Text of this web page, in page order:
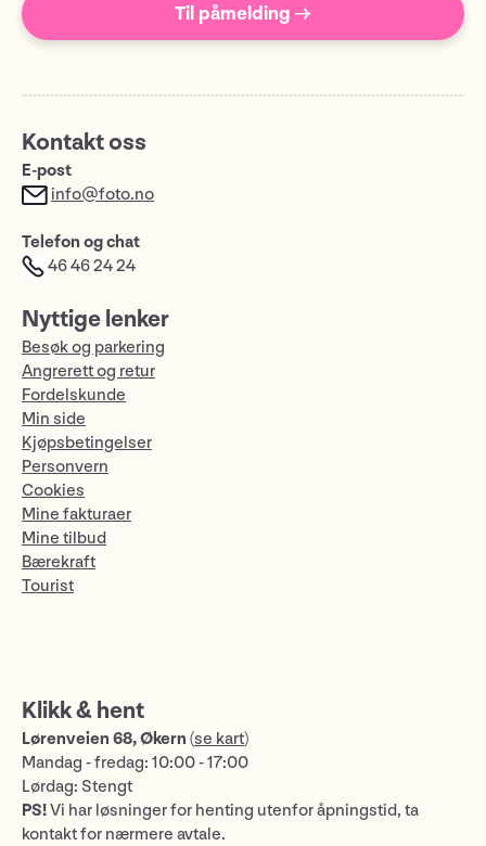
Til påmelding →
Kontakt oss
E-post
info@foto.no
Telefon og chat
46 46 24 24
Nyttige lenker
Besøk og parkering
Angrerett og retur
Fordelskunde
Min side
Kjøpsbetingelser
Personvern
Cookies
Mine fakturaer
Mine tilbud
Bærekraft
Tourist
Klikk & hent
Lørenveien 68, Økern (se kart)
Mandag - fredag: 10:00 - 17:00
Lørdag: Stengt
PS!Vi har løsninger for henting utenfor åpningstid, ta
kontakt for nærmere avtale.